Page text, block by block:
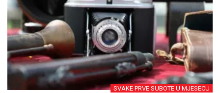
SVAKE PRVE SUBOTE U MJESECU